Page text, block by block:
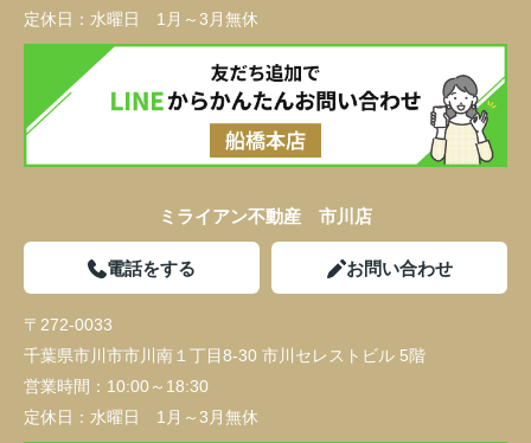
定休日： 水曜日 1月～3月無休
ミライアン不動産 市川店
電話をする お問い合わせ
〒272-0033
千葉県市川市市川南１丁目8-30 市川セレストビル 5階
営業時間： 10:00～18:30
定休日： 水曜日 1月～3月無休